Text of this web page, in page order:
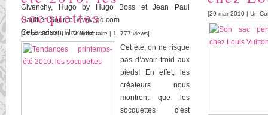
Givenchy, Hugo by Hugo Boss et Jean Paul
Gaultier. Source: www. gq.com
Cette saison, l’homme …
socquettes
[19 avr 2010 |Un Commentaire | 1 777 views]
Cet été, on ne risque
pas d’avoir froid aux
pieds! En effet, les
créateurs nous
montrent que les
socquettes c’est
[29 mar 2010 | Un